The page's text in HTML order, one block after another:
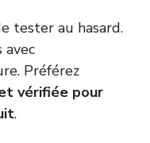
tester au hasard.
avec
Préférez
vérifiée pour
.